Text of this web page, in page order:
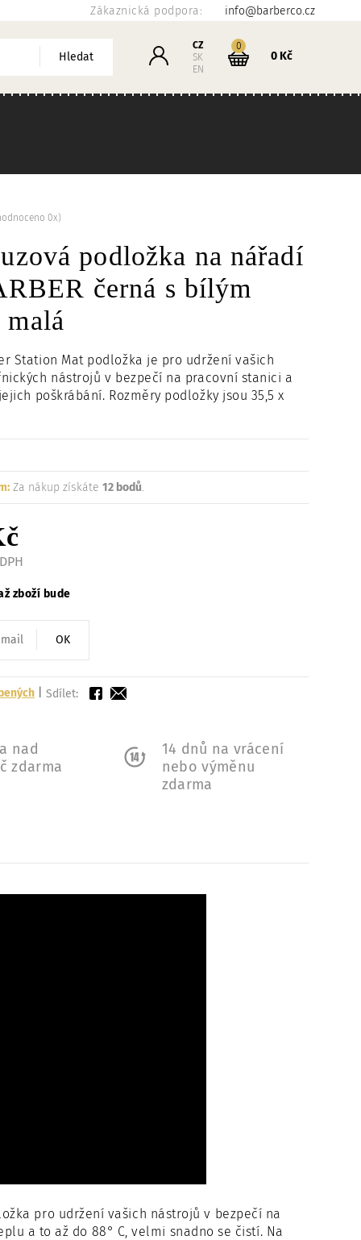
Zákaznická podpora: info@barberco.cz
Hledat Přihlášení
CZ
SK
EN
Košík
0kusů
0 Kč
Načítám
podložka na nářadí
černá s bílým
0x)
Station Mat podložka je pro udržení vašich
nástrojů v bezpečí na pracovní stanici a
poškrábání. Rozměry podložky jsou 35,5 x
Za nákup získáte12 bodů.
zboží bude
OK
|Sdílet:
nad
zdarma
14 dnů na vrácení
nebo výměnu
zdarma
pro udržení vašich nástrojů v bezpečí na
a to až do 88° C, velmi snadno se čistí. Na